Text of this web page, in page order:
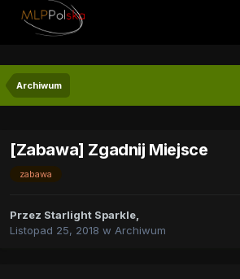
Archiwum
[Zabawa] Zgadnij Miejsce
zabawa
Przez Starlight Sparkle,
Listopad 25, 2018 w Archiwum